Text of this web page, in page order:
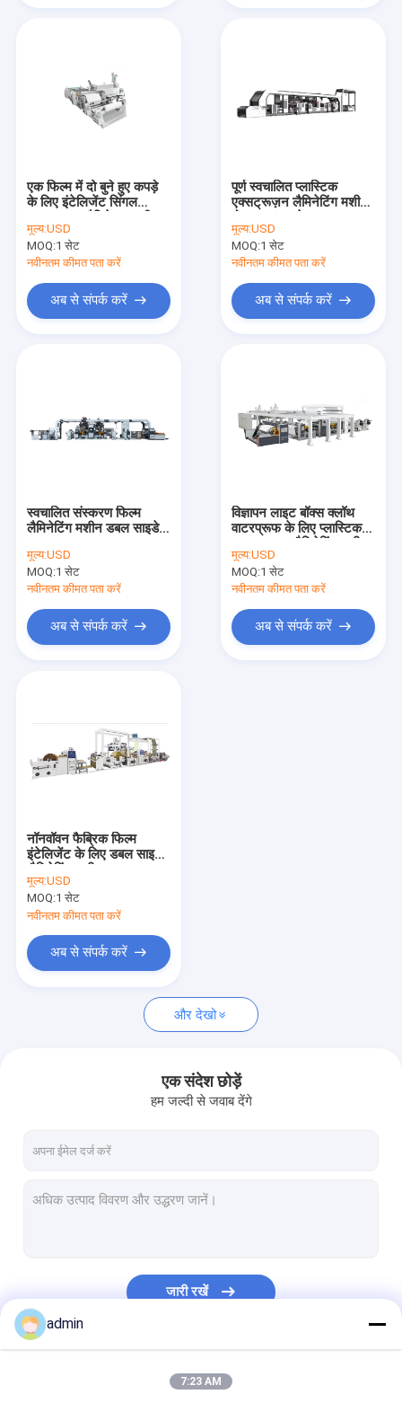
टेप एक्सट्रूज़न लाइन
एक्सट्रूज़न कोटिंग लैमिनेशन लाइन
सर्कुलर लूम मशीन
FIBC बैग बनाने की मशीन
स्वचालित काटने और सिलाई मशीन
हाइड्रोलिक बेलिंग प्रेस मशीन
चिपकने वाला टेप बनाने की मशीन
यार्न घुमा मशीन
वैक्यूम फ्रीज ड्रायर
एक फिल्म में दो बुने हुए कपड़े
के लिए इंटेलिजेंट सिंगल
मूल्य:USD
MOQ:1 सेट
नवीनतम कीमत पता करें
अब से संपर्क करें
पूर्ण स्वचालित प्लास्टिक
एक्सट्रूज़न लैमिनेटिंग मशीन
प्रिंटिंग
मूल्य:USD
MOQ:1 सेट
नवीनतम कीमत पता करें
अब से संपर्क करें
स्वचालित संस्करण फिल्म
लैमिनेटिंग मशीन डबल साइडेड
मूल्य:USD
MOQ:1 सेट
नवीनतम कीमत पता करें
अब से संपर्क करें
विज्ञापन लाइट बॉक्स क्लॉथ
वाटरप्रूफ के लिए प्लास्टिक
मूल्य:USD
MOQ:1 सेट
नवीनतम कीमत पता करें
अब से संपर्क करें
नॉनवॉवन फैब्रिक फिल्म
इंटेलिजेंट के लिए डबल साइडेड
मूल्य:USD
MOQ:1 सेट
नवीनतम कीमत पता करें
अब से संपर्क करें
और देखो
एक संदेश छोड़ें
हम जल्दी से जवाब देंगे
जारी रखें
admin
7:23 AM